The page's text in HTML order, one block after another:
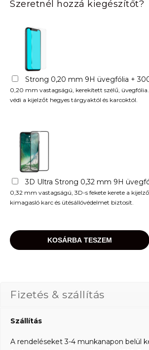
5990 Ft. 4490 Ft.
Szeretnél hozzá kiegészítőt?
Strong 0,20 mm 9H üvegfólia +
0,20 mm vastagságú, kerekített szélű,
védi a kijelzőt hegyes tárgyaktól és karcoktól.
3D Ultra Strong 0,32 mm 9H
0,32 mm vastagságú, 3D-s fekete kerete a
kimagasló karc és ütésállóvédelmet biztosít.
KOSÁRBA TESZEM
Fizetés & szállítás
Szállítás
A rendeléseket 3-4 munkanapon belül